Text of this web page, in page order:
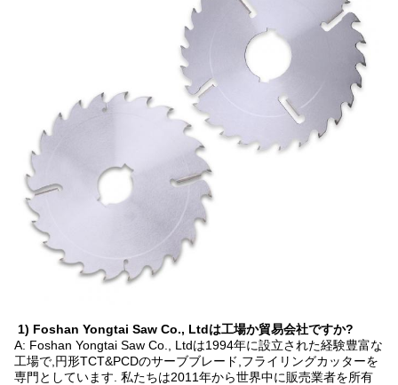
1) Foshan Yongtai Saw Co., Ltdは工場か貿易会社ですか?
A: Foshan Yongtai Saw Co., Ltdは1994年に設立された経験豊富な
工場で,円形TCT&PCDのサーブブレード,フライリングカッターを
専門としています. 私たちは2011年から世界中に販売業者を所有